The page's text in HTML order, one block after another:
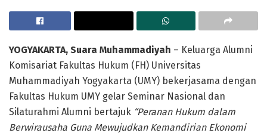
YOGYAKARTA, Suara Muhammadiyah – Keluarga Alumni
Komisariat Fakultas Hukum (FH) Universitas
Muhammadiyah Yogyakarta (UMY) bekerjasama dengan
Fakultas Hukum UMY gelar Seminar Nasional dan
Silaturahmi Alumni bertajuk “Peranan Hukum dalam
Berwirausaha Guna Mewujudkan Kemandirian Ekonomi